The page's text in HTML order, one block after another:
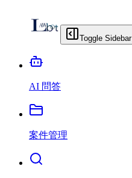
Toggle Sidebar
AI 問答
案件管理